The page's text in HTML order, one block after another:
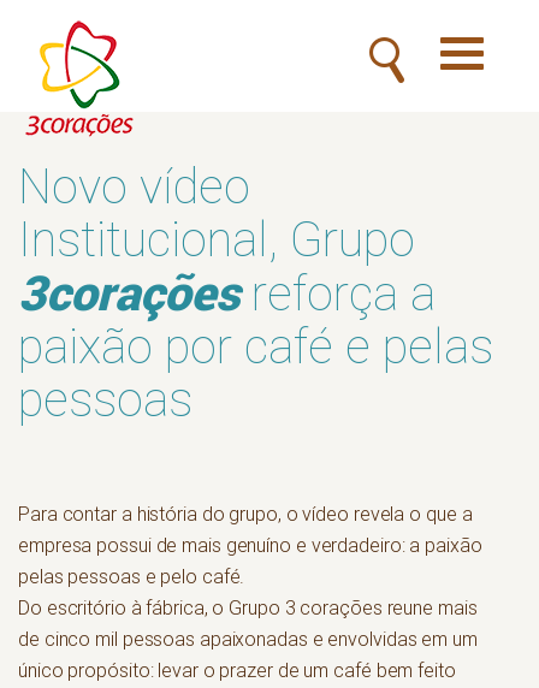
Toggle
navigation
Novo vídeo
Institucional, Grupo
3coraçõesreforça a
paixão por café e pelas
pessoas
Para contar a história do grupo, o vídeo revela o que a
empresa possui de mais genuíno e verdadeiro: a paixão
pelas pessoas e pelo café.
Do escritório à fábrica, o Grupo 3 corações reune mais
de cinco mil pessoas apaixonadas e envolvidas em um
único propósito: levar o prazer de um café bem feito